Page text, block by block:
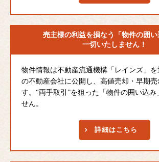
売主様の利益を損なう
「物件の囲
一切いたしません！
物件情報は不動産流通機構「レインズ」
の不動産会社に公開し、高値売却・早期売
す。“両手取引”を狙った「物件の囲い込み
せん。
詳細はこちら